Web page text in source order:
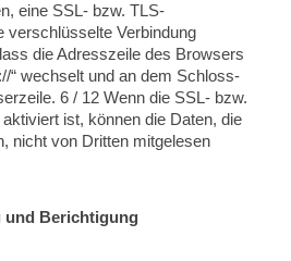
eine SSL- bzw. TLS-
verschlüsselte Verbindung
die Adresszeile des Browsers
“ wechselt und an dem Schloss-
6 / 12 Wenn die SSL- bzw.
ist, können die Daten, die
nicht von Dritten mitgelesen
und Berichtigung